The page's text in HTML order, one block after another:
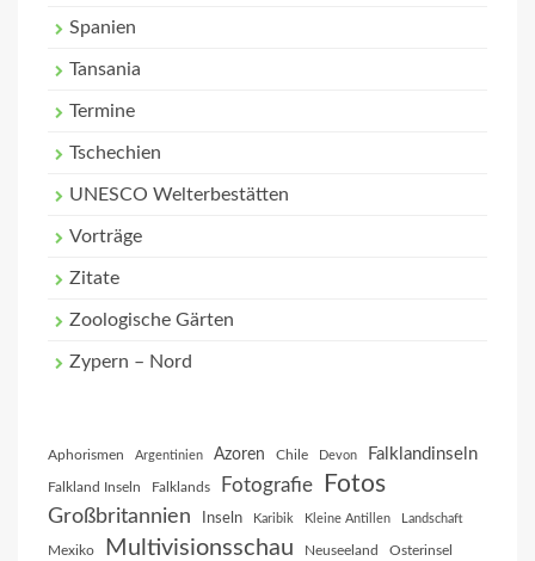
Spanien
Tansania
Termine
Tschechien
UNESCO Welterbestätten
Vorträge
Zitate
Zoologische Gärten
Zypern – Nord
Aphorismen Argentinien Azoren Chile Devon Falklandinseln
Falkland Inseln Falklands Fotografie Fotos
Großbritannien Inseln Karibik Kleine Antillen Landschaft
Mexiko Multivisionsschau Neuseeland Osterinsel